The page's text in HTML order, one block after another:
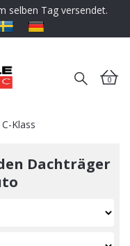
selben Tag versendet.
0
C-Klass
Dachträger